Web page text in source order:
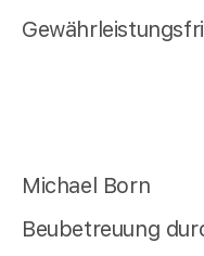
Michael Born
Beubetreuung